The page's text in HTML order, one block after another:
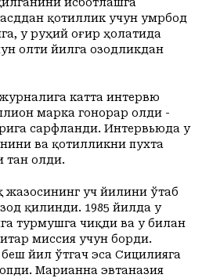
исботлашга
қотиллик учун умрбод
у руҳий оғир ҳолатида
олти йилга озодликдан
катта интервю
марка гонорар олди -
сарфланди. Интервьюда у
ва қотилликни пухта
тан олди.
уч йилини ўтаб
қилинди. 1985 йилда у
турмушга чиқди ва у билан
миссия учун борди.
йил ўтгач эса Сицилияга
Марианна эвтаназия